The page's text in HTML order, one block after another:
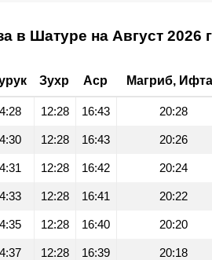
в Шатуре на Август 2026
Зухр Аср Магриб,
12:28 16:43 20:28
12:28 16:43 20:26
12:28 16:42 20:24
12:28 16:41 20:22
12:28 16:40 20:20
12:28 16:39 20:18